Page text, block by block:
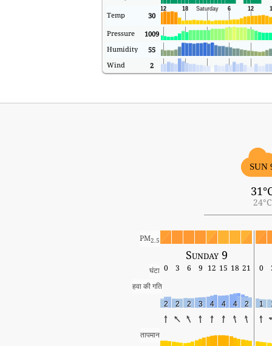
Temp
30
Pressure
1009
Humidity
55
Wind
2
SUN
24°C
PM2.5
Sunday 9
घंटा 0 3 6 9 12 15 18 21 0
हवा की गति
2 2 2 3 4 4 4 2 1
तापमान